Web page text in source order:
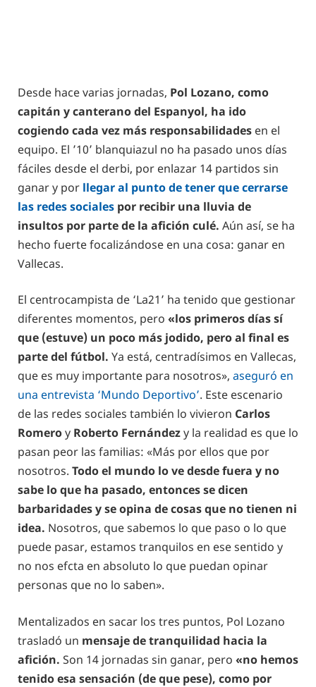
Desde hace varias jornadas, Pol Lozano, como
capitán y canterano del Espanyol, ha ido
cogiendo cada vez más responsabilidades en el
equipo. El ’10’ blanquiazul no ha pasado unos días
fáciles desde el derbi, por enlazar 14 partidos sin
ganar y por llegar al punto de tener que cerrarse
las redes sociales por recibir una lluvia de
insultos por parte de la afición culé. Aún así, se ha
hecho fuerte focalizándose en una cosa: ganar en
Vallecas.
El centrocampista de ‘La21’ ha tenido que gestionar
diferentes momentos, pero «los primeros días sí
que (estuve) un poco más jodido, pero al final es
parte del fútbol. Ya está, centradísimos en Vallecas,
que es muy importante para nosotros», aseguró en
una entrevista ‘Mundo Deportivo’. Este escenario
de las redes sociales también lo vivieron Carlos
Romeroy Roberto Fernándezy la realidad es que lo
pasan peor las familias: «Más por ellos que por
nosotros. Todo el mundo lo ve desde fuera y no
sabe lo que ha pasado, entonces se dicen
barbaridades y se opina de cosas que no tienen ni
idea. Nosotros, que sabemos lo que paso o lo que
puede pasar, estamos tranquilos en ese sentido y
no nos efcta en absoluto lo que puedan opinar
personas que no lo saben».
Mentalizados en sacar los tres puntos, Pol Lozano
trasladó un mensaje de tranquilidad hacia la
afición. Son 14 jornadas sin ganar, pero «no hemos
tenido esa sensación (de que pese), como por